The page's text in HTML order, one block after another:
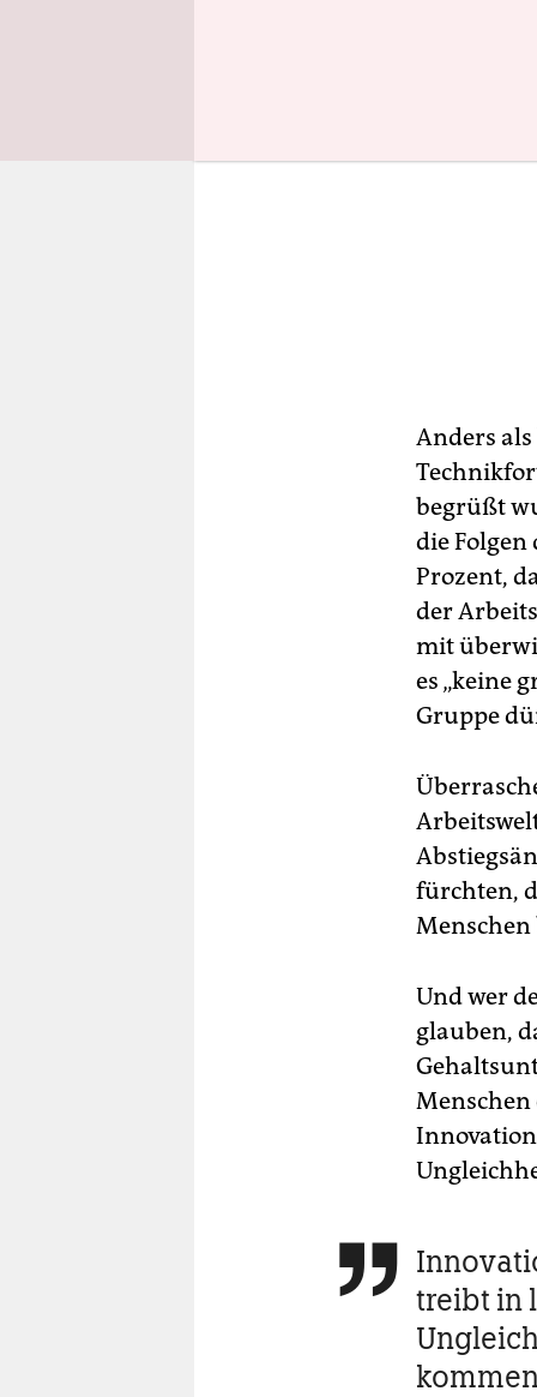
Anders
begrüßt
die
Prozent,
der
mit
es „keine
Gruppe
fürchten,
Menschen
Und wer
glauben,

treibt in